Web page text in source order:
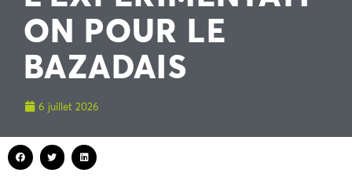
ON POUR LE
BAZADAIS
6 juillet 2026